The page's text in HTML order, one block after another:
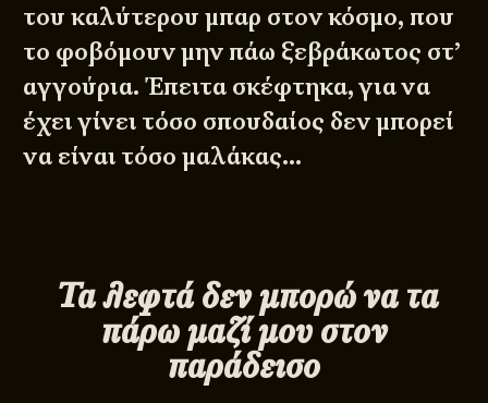
του καλύτερου μπαρ στον κόσμο, που
το φοβόμουν μην πάω ξεβράκωτος στ’
αγγούρια. Έπειτα σκέφτηκα, για να
έχει γίνει τόσο σπουδαίος δεν μπορεί
να είναι τόσο μαλάκας…
Τα λεφτά δεν μπορώ να τα
πάρω μαζί μου στον
παράδεισο